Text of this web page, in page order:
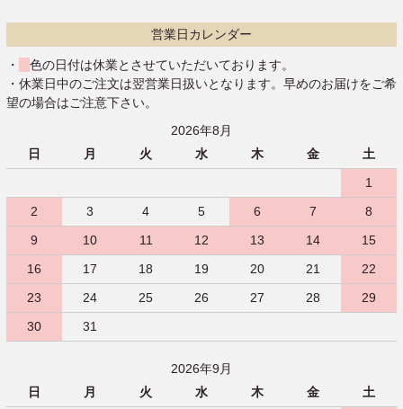
営業日カレンダー
・
色の日付は休業とさせていただいております。
・休業日中のご注文は翌営業日扱いとなります。早めのお届けをご希
望の場合はご注意下さい。
2026年8月
日
月 火 水 木 金
土
1
2
3 4 5 6 7
8
9
10 11 12 13 14
15
16
17 18 19 20 21
22
23
24 25 26 27 28
29
30
31
2026年9月
日
月 火 水 木 金
土